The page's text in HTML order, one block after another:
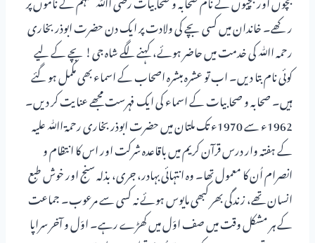
رکھے۔ خاندان میں کسی بچے کی ولادت پر ایک دن حضرت ابوذر بخاری
رحمہ اﷲ کی خدمت میں حاضر ہوئے، کہنے لگے شاہ جی! بچے کے لیے
کوئی نام بتا دیں۔ اب تو عشرہ مبشرہ اصحاب کے اسماء بھی مکمل ہو گئے
ہیں۔ صحابہ و صحابیات کے اسماء کی ایک فہرست مجھے عنایت کر دیں۔
1962ء سے 1970ء تک ملتان میں حضرت ابوذر بخاری رحمۃ اﷲ علیہ
کے ہفتہ وار درس قرآن کریم میں باقاعدہ شرکت اور اس کا انتظام و
انصرام اُن کا معمول تھا۔ وہ انتہائی بہادر، جری، بذلہ سنج اور خوش طبع
انسان تھے، زندگی بھر کبھی مایوس ہوئے نہ کسی سے مرعوب۔ جماعت
کے ہر مشکل وقت میں صف اوّل میں کھڑے رہے۔ اوّل و آخر سراپا